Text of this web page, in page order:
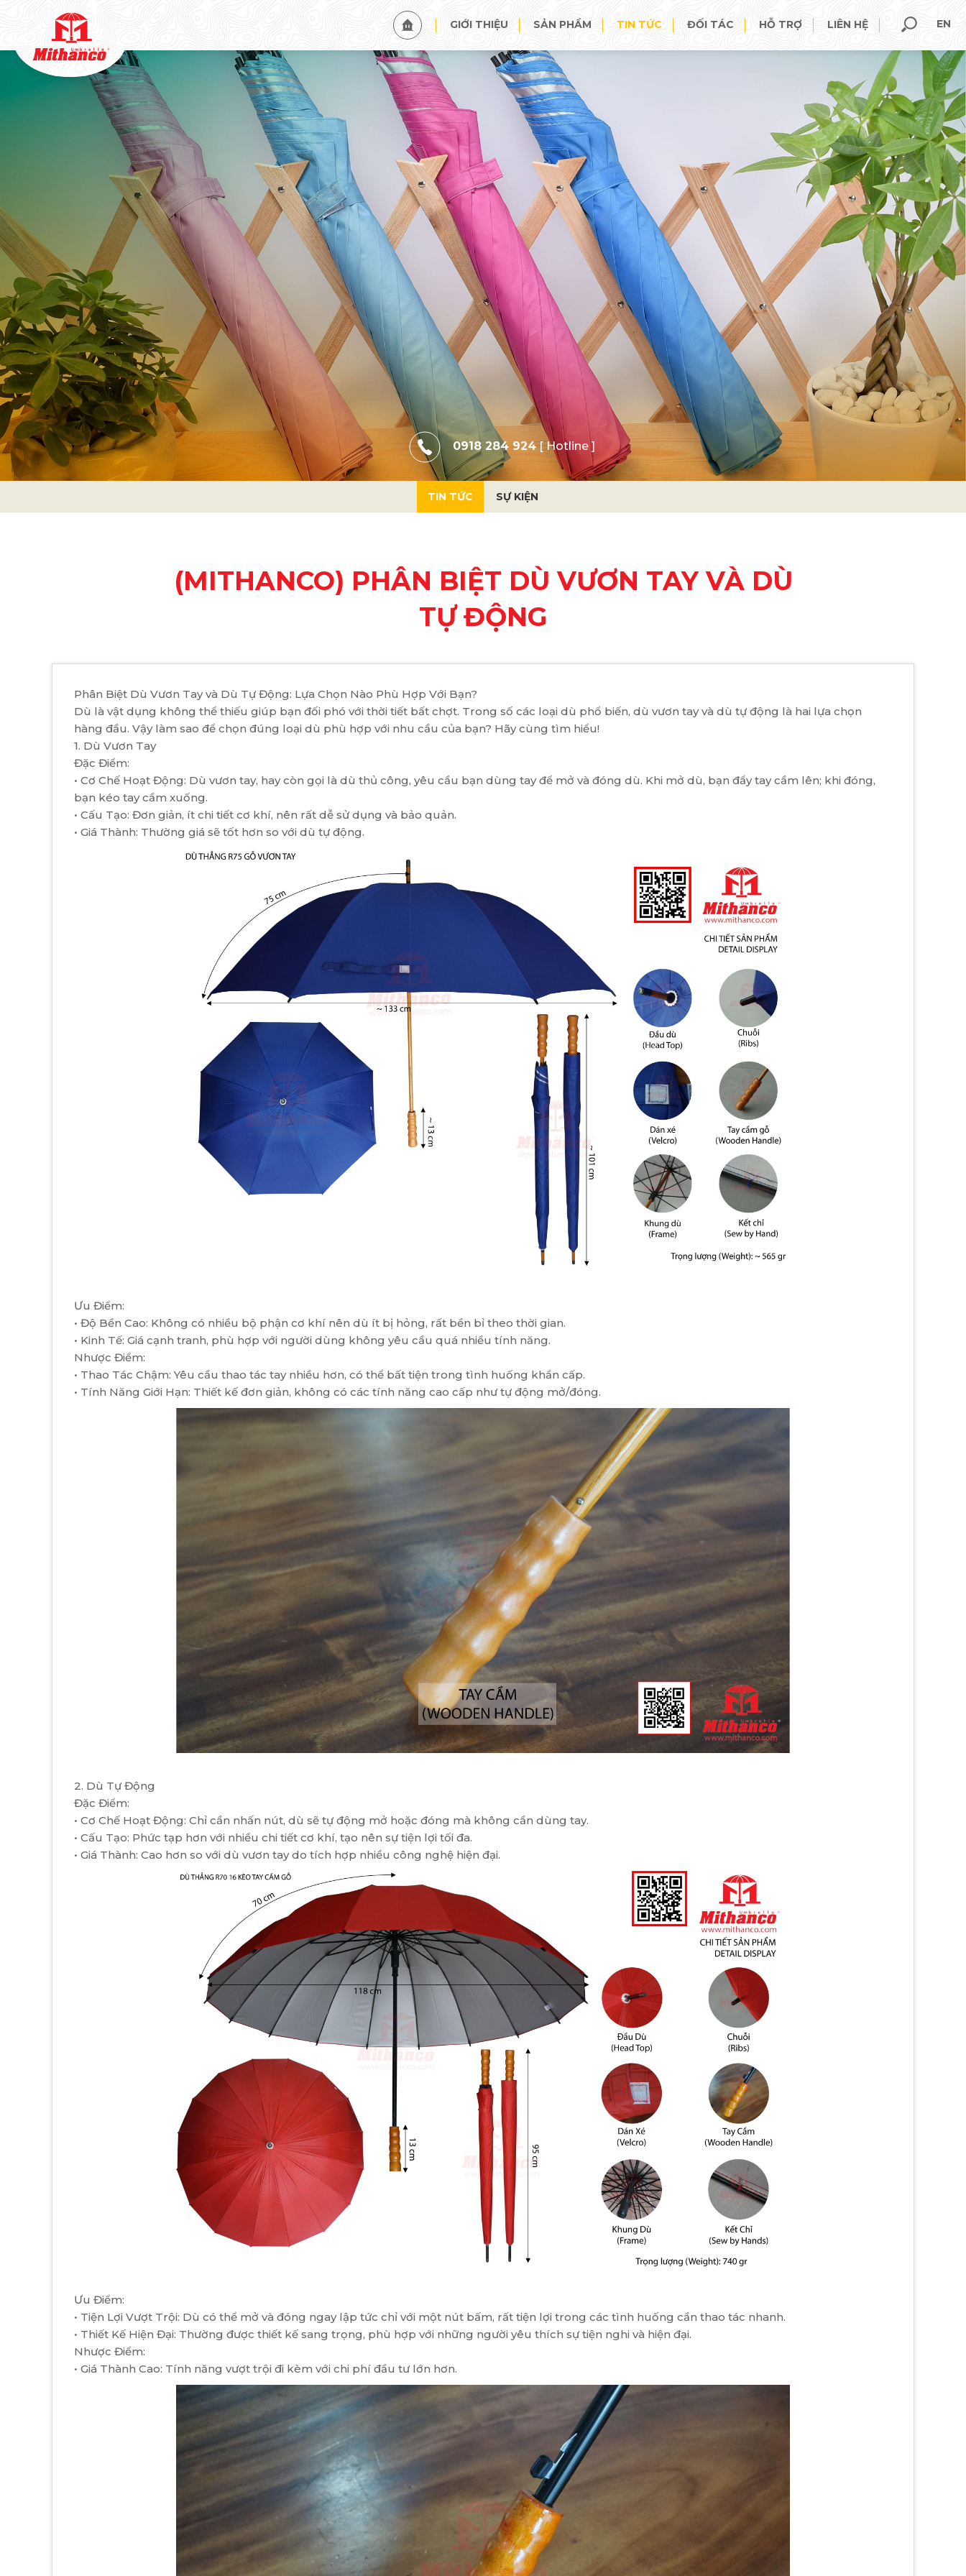
EN
GIỚI THIỆU SẢN PHẨM TIN TỨC ĐỐI TÁC HỖ TRỢ LIÊN HỆ
TIN TỨC SỰ KIỆN
0918 284 924 [ Hotline ]
TIN TỨC SỰ KIỆN
(MITHANCO) PHÂN BIỆT DÙ VƯƠN TAY VÀ DÙ
TỰ ĐỘNG
Phân Biệt Dù Vươn Tay và Dù Tự Động: Lựa Chọn Nào Phù Hợp Với Bạn?
Dù là vật dụng không thể thiếu giúp bạn đối phó với thời tiết bất chợt. Trong số các loại dù phổ biến, dù vươn tay và dù tự động là hai lựa chọn
hàng đầu. Vậy làm sao để chọn đúng loại dù phù hợp với nhu cầu của bạn? Hãy cùng tìm hiểu!
1. Dù Vươn Tay
Đặc Điểm:
• Cơ Chế Hoạt Động: Dù vươn tay, hay còn gọi là dù thủ công, yêu cầu bạn dùng tay để mở và đóng dù. Khi mở dù, bạn đẩy tay cầm lên; khi đóng,
bạn kéo tay cầm xuống.
• Cấu Tạo: Đơn giản, ít chi tiết cơ khí, nên rất dễ sử dụng và bảo quản.
• Giá Thành: Thường giá sẽ tốt hơn so với dù tự động.
Ưu Điểm:
• Độ Bền Cao: Không có nhiều bộ phận cơ khí nên dù ít bị hỏng, rất bền bỉ theo thời gian.
• Kinh Tế: Giá cạnh tranh, phù hợp với người dùng không yêu cầu quá nhiều tính năng.
Nhược Điểm:
• Thao Tác Chậm: Yêu cầu thao tác tay nhiều hơn, có thể bất tiện trong tình huống khẩn cấp.
• Tính Năng Giới Hạn: Thiết kế đơn giản, không có các tính năng cao cấp như tự động mở/đóng.
2. Dù Tự Động
Đặc Điểm:
• Cơ Chế Hoạt Động: Chỉ cần nhấn nút, dù sẽ tự động mở hoặc đóng mà không cần dùng tay.
• Cấu Tạo: Phức tạp hơn với nhiều chi tiết cơ khí, tạo nên sự tiện lợi tối đa.
• Giá Thành: Cao hơn so với dù vươn tay do tích hợp nhiều công nghệ hiện đại.
Ưu Điểm:
• Tiện Lợi Vượt Trội: Dù có thể mở và đóng ngay lập tức chỉ với một nút bấm, rất tiện lợi trong các tình huống cần thao tác nhanh.
• Thiết Kế Hiện Đại: Thường được thiết kế sang trọng, phù hợp với những người yêu thích sự tiện nghi và hiện đại.
Nhược Điểm:
• Giá Thành Cao: Tính năng vượt trội đi kèm với chi phí đầu tư lớn hơn.